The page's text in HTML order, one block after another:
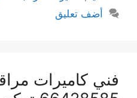
أضف تعليق
فني كاميرات